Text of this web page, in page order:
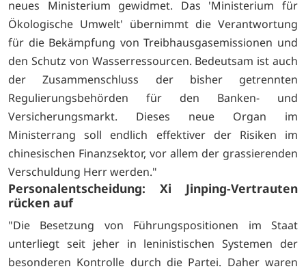
neues Ministerium gewidmet. Das 'Ministerium für
Ökologische Umwelt' übernimmt die Verantwortung
für die Bekämpfung von Treibhausgasemissionen und
den Schutz von Wasserressourcen. Bedeutsam ist auch
der Zusammenschluss der bisher getrennten
Regulierungsbehörden für den Banken- und
Versicherungsmarkt. Dieses neue Organ im
Ministerrang soll endlich effektiver der Risiken im
chinesischen Finanzsektor, vor allem der grassierenden
Verschuldung Herr werden."
Personalentscheidung: Xi Jinping-Vertrauten
rücken auf
"Die Besetzung von Führungspositionen im Staat
unterliegt seit jeher in leninistischen Systemen der
besonderen Kontrolle durch die Partei. Daher waren